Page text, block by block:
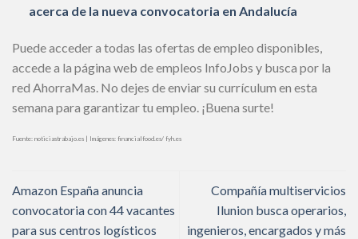
acerca de la nueva convocatoria en Andalucía
Puede acceder a todas las ofertas de empleo disponibles,
accede a la página web de empleos InfoJobs y busca por la
red AhorraMas. No dejes de enviar su currículum en esta
semana para garantizar tu empleo. ¡Buena surte!
Fuente: noticiastrabajo.es | Imágenes: financialfood.es/ fyh.es
Amazon España anuncia
convocatoria con 44 vacantes
para sus centros logísticos
Compañía multiservicios
Ilunion busca operarios,
ingenieros, encargados y más